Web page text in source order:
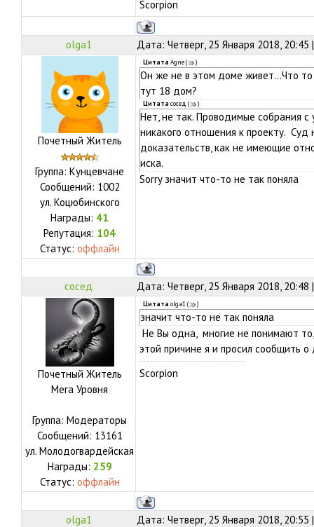
Scorpion
olga1 Дата: Четверг, 25 Января 2018,
Почетный Житель
Группа: Кунцевчане
Сообщений: 1002
ул. Коцюбинского
Награды: 41
Репутация: 104
Статус: оффлайн
Цитата Agne( )
Он же не в этом доме живет...Что то
тут 18 дом?
Цитата сосед ( )
Нет, не так. Проводимые собрания
никакого отношения к проекту.
доказательств, как не имеющие
иска.
Sorry значит что-то не так поняла
сосед Дата: Четверг, 25 Января 2018,
Почетный Житель
Мега Уровня
Группа: Модераторы
Сообщений: 13161
ул. Молодогвардейская
Награды: 259
Статус: оффлайн
Цитата olga1( )
значит что-то не так поняла
Не Вы одна, многие не понимают
этой причине я и просил сообщить
Scorpion
olga1 Дата: Четверг, 25 Января 2018,